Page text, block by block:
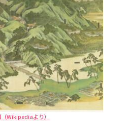
Wikipediaより）